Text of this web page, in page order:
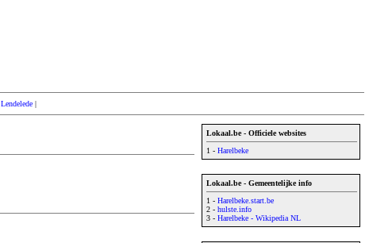
Lendelede |
Lokaal.be - Officiele websites
1 - Harelbeke
Lokaal.be - Gemeentelijke info
1 - Harelbeke.start.be
2 - hulste.info
3 - Harelbeke - Wikipedia NL